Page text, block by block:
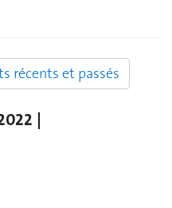
récents et passés
|